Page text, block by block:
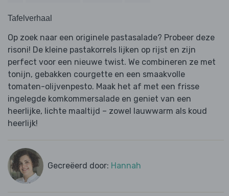
Tafelverhaal
Op zoek naar een originele pastasalade? Probeer deze
risoni! De kleine pastakorrels lijken op rijst en zijn
perfect voor een nieuwe twist. We combineren ze met
tonijn, gebakken courgette en een smaakvolle
tomaten-olijvenpesto. Maak het af met een frisse
ingelegde komkommersalade en geniet van een
heerlijke, lichte maaltijd – zowel lauwwarm als koud
heerlijk!
Gecreëerd door: Hannah